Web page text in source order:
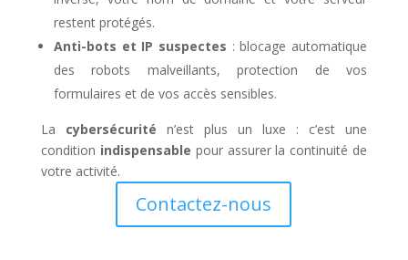
restent protégés.
Anti-bots et IP suspectes : blocage automatique
des robots malveillants, protection de vos
formulaires et de vos accès sensibles.
La cybersécurité n’est plus un luxe : c’est une
condition indispensable pour assurer la continuité de
votre activité.
Contactez-nous